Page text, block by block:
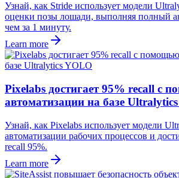
Узнай, как Stride использует модели
оценки позы лошади, выполняя полный
чем за 1 минуту.
Learn more
Pixelabs достигает 95% recall с
автоматизации на базе
Узнай, как Pixelabs использует модели
автоматизации рабочих процессов и
recall 95%.
Learn more